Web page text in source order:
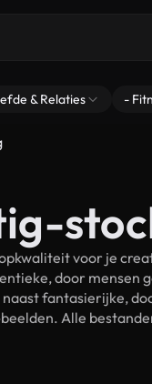
& Relaties -
voor je
door mensen
fantasierijke,
Alle